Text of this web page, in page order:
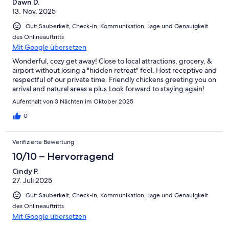
Dawn D.
13. Nov. 2025
Gut: Sauberkeit, Check-in, Kommunikation, Lage und Genauigkeit
des Onlineauftritts
Mit Google übersetzen
Wonderful, cozy get away! Close to local attractions, grocery, &
airport without losing a "hidden retreat" feel. Host receptive and
respectful of our private time. Friendly chickens greeting you on
arrival and natural areas a plus.Look forward to staying again!
Aufenthalt von 3 Nächten im Oktober 2025
0
Verifizierte Bewertung
10/10 – Hervorragend
Cindy P.
27. Juli 2025
Gut: Sauberkeit, Check-in, Kommunikation, Lage und Genauigkeit
des Onlineauftritts
Mit Google übersetzen